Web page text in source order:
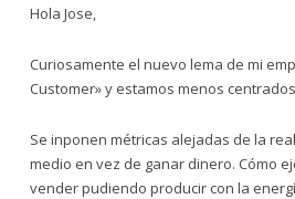
Hola Jose,
Curiosamente el nuevo lema de mi
Customer» y estamos menos
Se inponen métricas alejadas de la
medio en vez de ganar dinero. Cómo
vender pudiendo producir con la